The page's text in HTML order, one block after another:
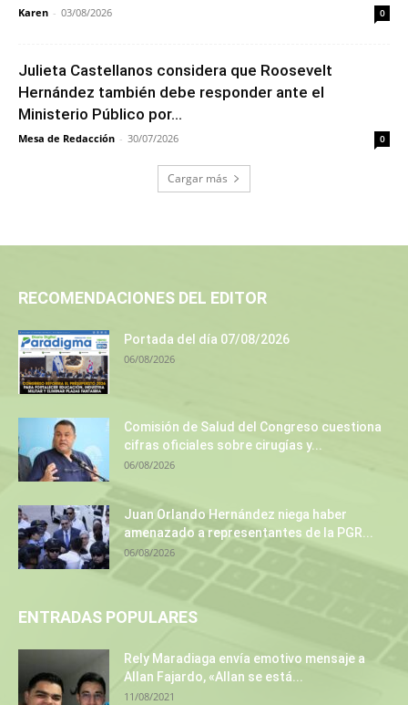
Karen - 03/08/2026 0
Julieta Castellanos considera que Roosevelt
Hernández también debe responder ante el
Ministerio Público por...
Mesa de Redacción - 30/07/2026 0
Cargar más
RECOMENDACIONES DEL EDITOR
Portada del día 07/08/2026
06/08/2026
Comisión de Salud del Congreso cuestiona
cifras oficiales sobre cirugías y...
06/08/2026
Juan Orlando Hernández niega haber
amenazado a representantes de la PGR...
06/08/2026
ENTRADAS POPULARES
Rely Maradiaga envía emotivo mensaje a
Allan Fajardo, «Allan se está...
11/08/2021